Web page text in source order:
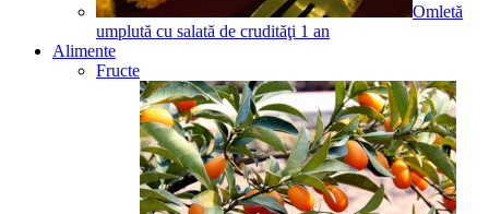
Omletă
umplută cu salată de crudităţi 1 an
Alimente
Fructe